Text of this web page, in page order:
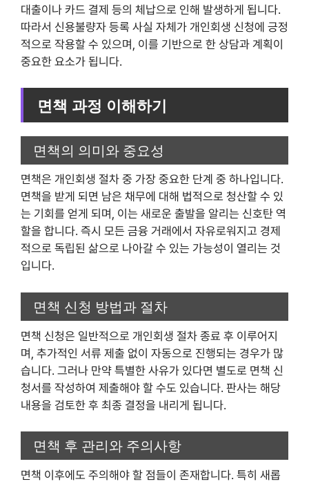
대출이나 카드 결제 등의 체납으로 인해 발생하게 됩니다.
따라서 신용불량자 등록 사실 자체가 개인회생 신청에 긍정
적으로 작용할 수 있으며, 이를 기반으로 한 상담과 계획이
중요한 요소가 됩니다.
면책 과정 이해하기
면책의 의미와 중요성
면책은 개인회생 절차 중 가장 중요한 단계 중 하나입니다.
면책을 받게 되면 남은 채무에 대해 법적으로 청산할 수 있
는 기회를 얻게 되며, 이는 새로운 출발을 알리는 신호탄 역
할을 합니다. 즉시 모든 금융 거래에서 자유로워지고 경제
적으로 독립된 삶으로 나아갈 수 있는 가능성이 열리는 것
입니다.
면책 신청 방법과 절차
면책 신청은 일반적으로 개인회생 절차 종료 후 이루어지
며, 추가적인 서류 제출 없이 자동으로 진행되는 경우가 많
습니다. 그러나 만약 특별한 사유가 있다면 별도로 면책 신
청서를 작성하여 제출해야 할 수도 있습니다. 판사는 해당
내용을 검토한 후 최종 결정을 내리게 됩니다.
면책 후 관리와 주의사항
면책 이후에도 주의해야 할 점들이 존재합니다. 특히 새롭